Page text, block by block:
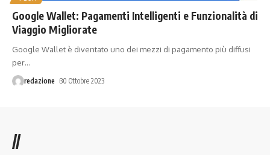
Google Wallet: Pagamenti Intelligenti e Funzionalità di
Viaggio Migliorate
Google Wallet è diventato uno dei mezzi di pagamento più diffusi
per…
redazione 30 Ottobre 2023
//